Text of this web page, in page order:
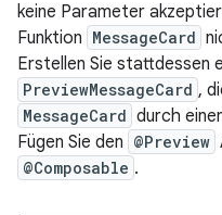
keine Parameter
Funktion MessageCard
Erstellen Sie stattdessen
PreviewMessageCard ,
MessageCard durch
Fügen Sie den @Preview
@Composable .